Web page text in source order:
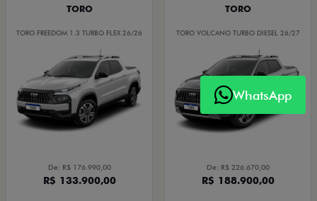
TORO
TORO FREEDOM 1.3 TURBO FLEX 26/26
De: R$ 176.990,00
R$ 133.900,00
TORO
TORO VOLCANO TURBO DIESEL 26/27
De: R$ 226.670,00
R$ 188.900,00
WhatsApp